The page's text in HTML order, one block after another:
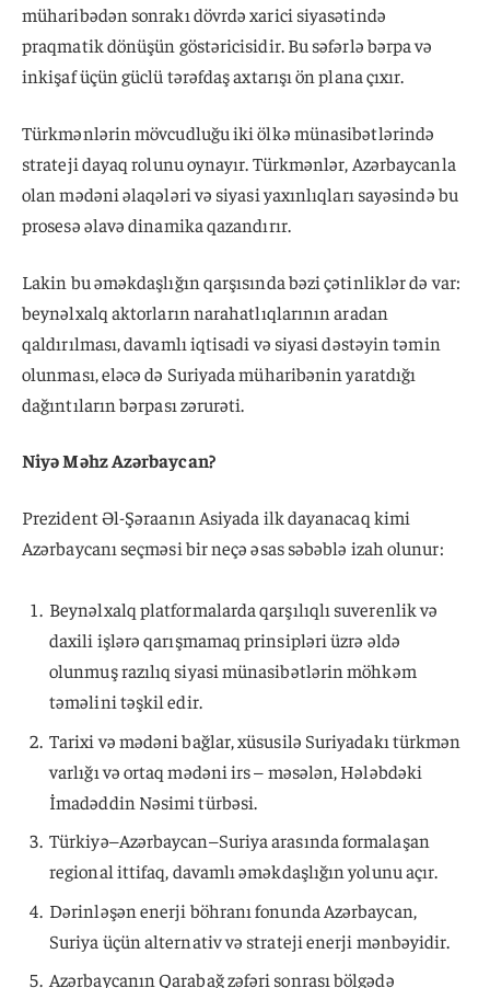
müharibədən sonrakı dövrdə xarici siyasətində
praqmatik dönüşün göstəricisidir. Bu səfərlə bərpa və
inkişaf üçün güclü tərəfdaş axtarışı ön plana çıxır.
Türkmənlərin mövcudluğu iki ölkə münasibətlərində
strateji dayaq rolunu oynayır. Türkmənlər, Azərbaycanla
olan mədəni əlaqələri və siyasi yaxınlıqları sayəsində bu
prosesə əlavə dinamika qazandırır.
Lakin bu əməkdaşlığın qarşısında bəzi çətinliklər də var:
beynəlxalq aktorların narahatlıqlarının aradan
qaldırılması, davamlı iqtisadi və siyasi dəstəyin təmin
olunması, eləcə də Suriyada müharibənin yaratdığı
dağıntıların bərpası zərurəti.
Niyə Məhz Azərbaycan?
Prezident Əl-Şəraanın Asiyada ilk dayanacaq kimi
Azərbaycanı seçməsi bir neçə əsas səbəblə izah olunur:
Beynəlxalq platformalarda qarşılıqlı suverenlik və
daxili işlərə qarışmamaq prinsipləri üzrə əldə
olunmuş razılıq siyasi münasibətlərin möhkəm
təməlini təşkil edir.
Tarixi və mədəni bağlar, xüsusilə Suriyadakı türkmən
varlığı və ortaq mədəni irs – məsələn, Hələbdəki
İmadəddin Nəsimi türbəsi.
Türkiyə–Azərbaycan–Suriya arasında formalaşan
regional ittifaq, davamlı əməkdaşlığın yolunu açır.
Dərinləşən enerji böhranı fonunda Azərbaycan,
Suriya üçün alternativ və strateji enerji mənbəyidir.
Azərbaycanın Qarabağ zəfəri sonrası bölgədə